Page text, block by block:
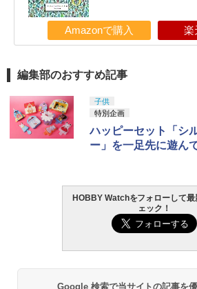
Amazonで購入 楽
編集部のおすすめ記事
子供
特別企画
ハッピーセット「シ
ー」を一足先に遊ん
HOBBY Watchをフォローして最
ェック！
Google 検索で当サイトの記事を